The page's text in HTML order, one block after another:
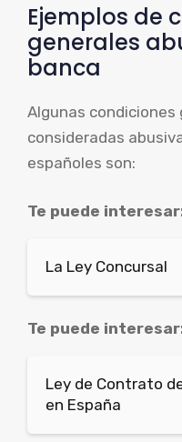
Ejemplos de
generales
banca
Algunas condiciones
consideradas
españoles son:
Te puede
La Ley Concursal
Te puede
Ley de Contrato
en España